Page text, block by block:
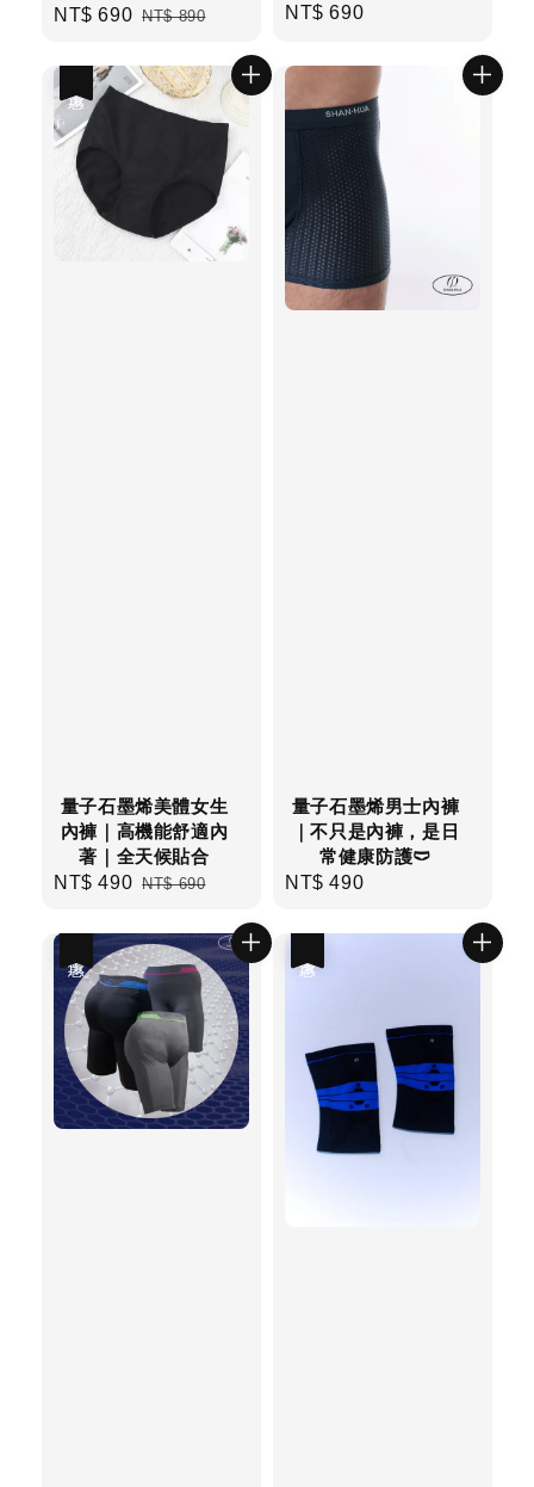
Sale
NT$ 690 Regular
NT$ 890
Regular
NT$ 690
量子石墨烯美體女生
內褲｜高機能舒適內
著｜全天候貼合
Sale
NT$ 490 Regular
NT$ 690
量子石墨烯男士內褲
｜不只是內褲，是日
常健康防護🩲
Regular
NT$ 490